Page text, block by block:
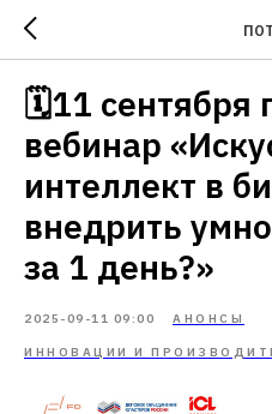
🗓11 сентября
вебинар
интеллект в
внедрить
за 1 день?»
2025-09-11 09:00 АНОНСЫ
ИННОВАЦИИ И